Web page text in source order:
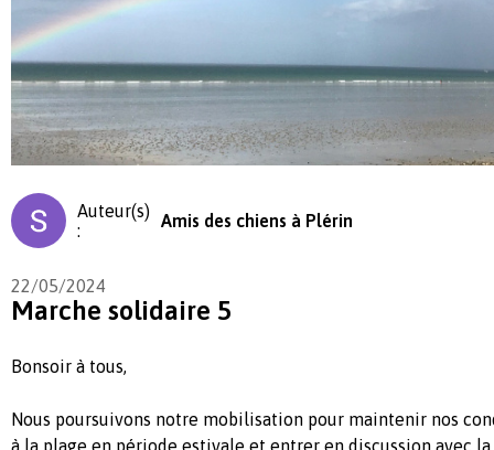
Auteur(s)
:
Amis des chiens à Plérin
22/05/2024
Marche solidaire 5
Bonsoir à tous,
Nous poursuivons notre mobilisation pour maintenir nos
à la plage en période estivale et entrer en discussion avec